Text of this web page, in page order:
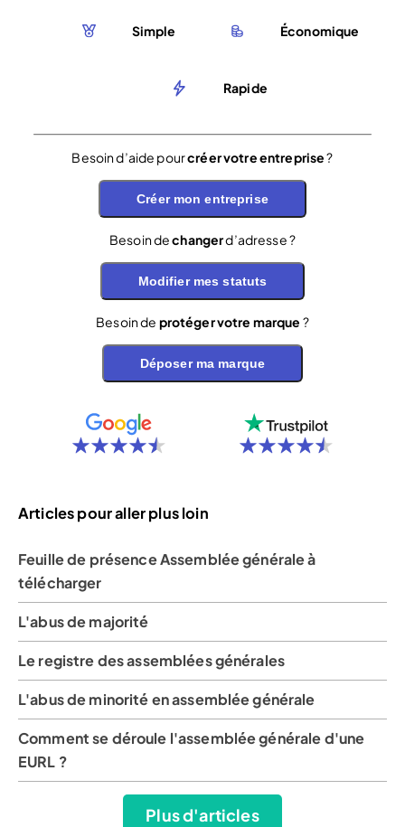
Simple Économique
Rapide
Besoin d’aide pourcréer votre entreprise?
Créer mon entreprise
Besoin dechangerd’adresse ?
Modifier mes statuts
Besoin de protéger votre marque ?
Déposer ma marque
Articles pour aller plus loin
Feuille de présence Assemblée générale à
télécharger
L'abus de majorité
Le registre des assemblées générales
L'abus de minorité en assemblée générale
Comment se déroule l'assemblée générale d'une
EURL ?
Plus d'articles